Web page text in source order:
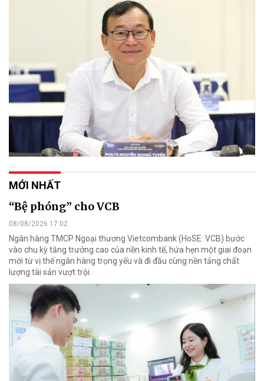
MỚI NHẤT
“Bệ phóng” cho VCB
08/08/2026 17:02
Ngân hàng TMCP Ngoại thương Vietcombank (HoSE: VCB) bước
vào chu kỳ tăng trưởng cao của nền kinh tế, hứa hẹn một giai đoạn
mới từ vị thế ngân hàng trọng yếu và đi đầu cùng nền tảng chất
lượng tài sản vượt trội.